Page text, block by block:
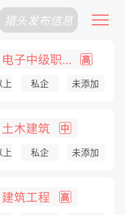
猎头发布信息
电子中级职... 高
上 私企 未添加
土木建筑 中
上 私企 未添加
建筑工程 高